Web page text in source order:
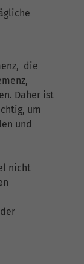
die
Daher ist
um
und
nicht